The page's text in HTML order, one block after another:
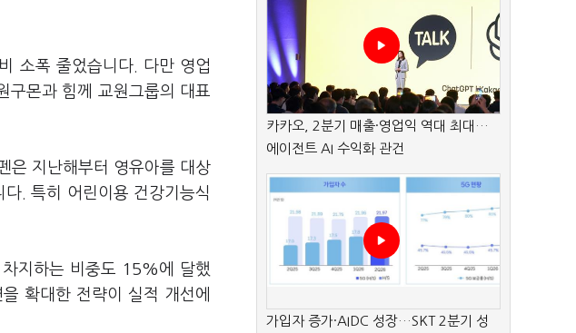
소폭 줄었습니다. 다만 영업
몬과 힘께 교원그룹의 대표
은 지난해부터 영유아를 대상
. 특히 어린이용 건강기능식
지하는 비중도 15%에 달했
확대한 전략이 실적 개선에
카카오, 2분기 매출·영업익 역대 최대…
에이전트 AI 수익화 관건
가입자 증가·AIDC 성장…SKT 2분기 성